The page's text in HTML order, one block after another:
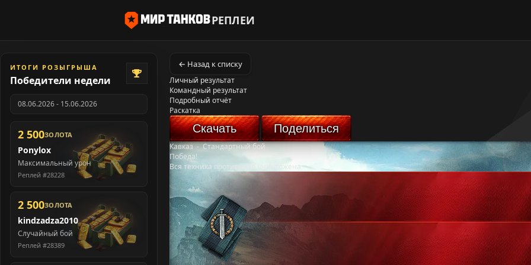
РЕПЛЕИ
ИТОГИ РОЗЫГРЫША
Победители недели
08.06.2026 - 15.06.2026
2 500ЗОЛОТА
Ponylox
Максимальный урон
Реплей #28228
2 500ЗОЛОТА
kindzadza2010
Случайный бой
Реплей #28389
← Назад к списку
Личный результат
Командный результат
Подробный отчёт
Раскатка
Скачать Поделиться
Кавказ-Стандартный бой
Победа!
Вся техника противника уничтожена